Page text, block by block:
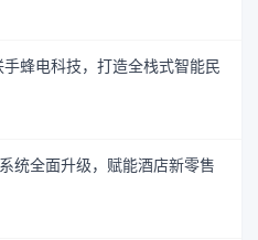
蜂电科技，打造全栈式智能民
统全面升级，赋能酒店新零售